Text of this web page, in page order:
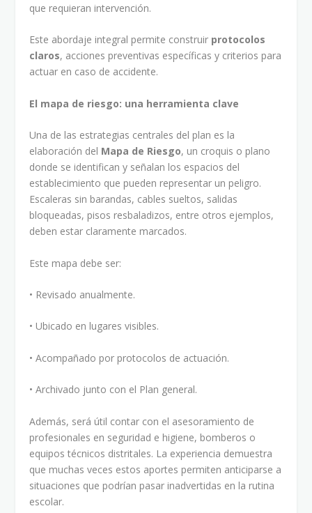
que requieran intervención.
Este abordaje integral permite construir protocolos
claros, acciones preventivas específicas y criterios para
actuar en caso de accidente.
El mapa de riesgo: una herramienta clave
Una de las estrategias centrales del plan es la
elaboración del Mapa de Riesgo, un croquis o plano
donde se identifican y señalan los espacios del
establecimiento que pueden representar un peligro.
Escaleras sin barandas, cables sueltos, salidas
bloqueadas, pisos resbaladizos, entre otros ejemplos,
deben estar claramente marcados.
Este mapa debe ser:
• Revisado anualmente.
• Ubicado en lugares visibles.
• Acompañado por protocolos de actuación.
• Archivado junto con el Plan general.
Además, será útil contar con el asesoramiento de
profesionales en seguridad e higiene, bomberos o
equipos técnicos distritales. La experiencia demuestra
que muchas veces estos aportes permiten anticiparse a
situaciones que podrían pasar inadvertidas en la rutina
escolar.